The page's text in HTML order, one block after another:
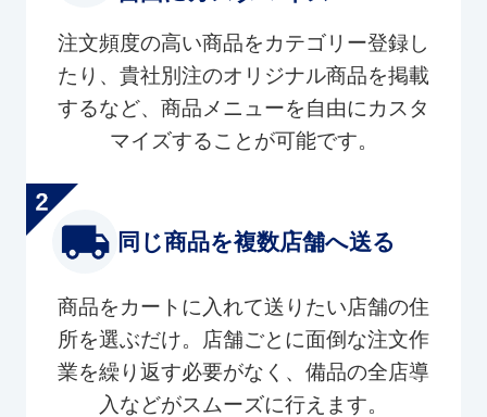
注文頻度の高い商品をカテゴリー登録し
たり、貴社別注のオリジナル商品を掲載
するなど、商品メニューを自由にカスタ
マイズすることが可能です。
同じ商品を複数店舗へ送る
商品をカートに入れて送りたい店舗の住
所を選ぶだけ。店舗ごとに面倒な注文作
業を繰り返す必要がなく、備品の全店導
入などがスムーズに行えます。